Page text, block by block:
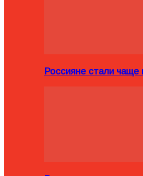
Россияне стали чаще